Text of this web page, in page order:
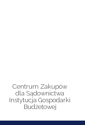
Centrum Zakupów
dla Sądownictwa
Instytucja Gospodarki
Budżetowej